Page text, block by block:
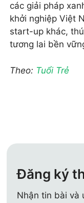
các giải pháp
khởi nghiệp Việt
start-up khác,
tương lai bền
Theo: Tuổi Trẻ
Đăng ký
Nhận tin bài và